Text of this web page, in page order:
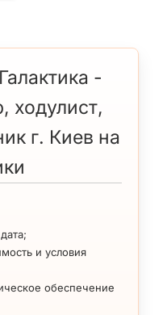
-
ходулист,
г. Киев на
и условия
обеспечение